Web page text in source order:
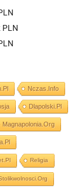
PLN
Nczas.info
Dlapolski.pl
Magnapolonia.org
Religia